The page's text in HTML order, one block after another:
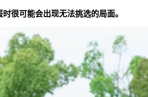
很可能会出现无法挑选的局面。